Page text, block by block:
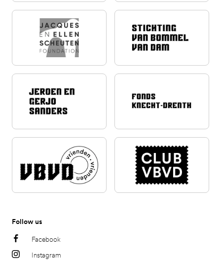
Follow us
Facebook
Instagram